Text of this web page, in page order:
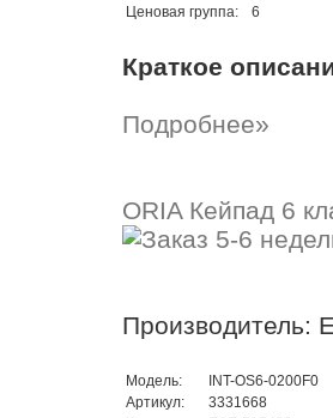
Ценовая группа:
6
Краткое
Подробнее»
ORIA Кейпад 6
Производитель:
Модель:
INT-OS6-0200F0
Артикул:
3331668